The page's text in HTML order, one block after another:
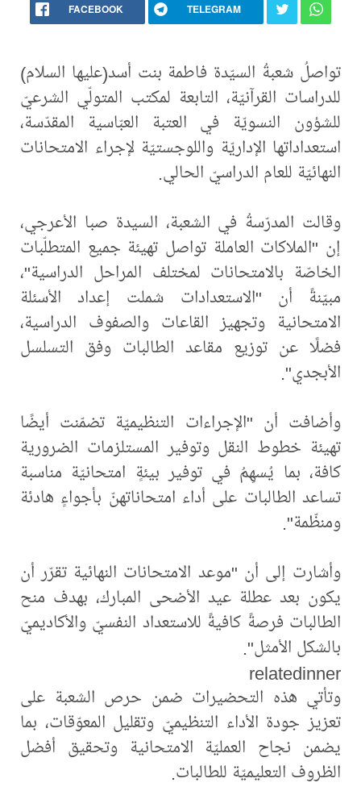
FACEBOOK TELEGRAM
تواصلُ شعبةُ السيّدة فاطمة بنت أسد(عليها السلام)
للدراسات القرآنيّة، التابعة لمكتب المتولّي الشرعيّ
للشؤون النسويّة في العتبة العبّاسية المقدّسة،
استعداداتها الإداريّة واللوجستيّة لإجراء الامتحانات
النهائيّة للعام الدراسيّ الحالي.
وقالت المدرّسةُ في الشعبة، السيدة صبا الأعرجي،
إن "الملاكات العاملة تواصل تهيئة جميع المتطلّبات
الخاصّة بالامتحانات لمختلف المراحل الدراسية"،
مبيّنةً أن "الاستعدادات شملت إعداد الأسئلة
الامتحانية وتجهيز القاعات والصفوف الدراسية،
فضلًا عن توزيع مقاعد الطالبات وفق التسلسل
الأبجدي".
وأضافت أن "الإجراءات التنظيميّة تضمّنت أيضًا
تهيئة خطوط النقل وتوفير المستلزمات الضرورية
كافة، بما يُسهِمُ في توفير بيئةٍ امتحانيّة مناسبة
تساعد الطالبات على أداء امتحاناتهنّ بأجواءٍ هادئة
ومنظّمة".
وأشارت إلى أن "موعد الامتحانات النهائية تقرّر أن
يكون بعد عطلة عيد الأضحى المبارك، بهدف منح
الطالبات فرصةً كافيةً للاستعداد النفسيّ والأكاديميّ
بالشكل الأمثل".
relatedinner
وتأتي هذه التحضيرات ضمن حرص الشعبة على
تعزيز جودة الأداء التنظيميّ وتقليل المعوّقات، بما
يضمن نجاح العمليّة الامتحانية وتحقيق أفضل
الظروف التعليميّة للطالبات.